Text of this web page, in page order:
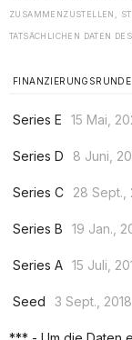
ZUSAMMENZUSTELLEN,
TATSÄCHLICHEN DATEN
FINANZIERUNGSRUNDE
Series E
15 Mai,
Series D
8 Juni,
Series C
28 Sept.,
Series B
19 Jan.,
Series A 15 Juli,
Seed
3 Sept., 2018